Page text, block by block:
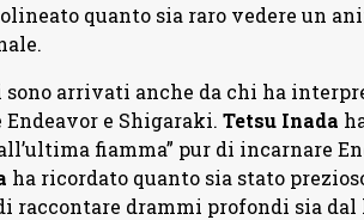
quanto sia raro vedere un
arrivati anche da chi ha
e Shigaraki. Tetsu Inada
fiamma” pur di incarnare
ha ricordato quanto sia stato
raccontare drammi profondi sia